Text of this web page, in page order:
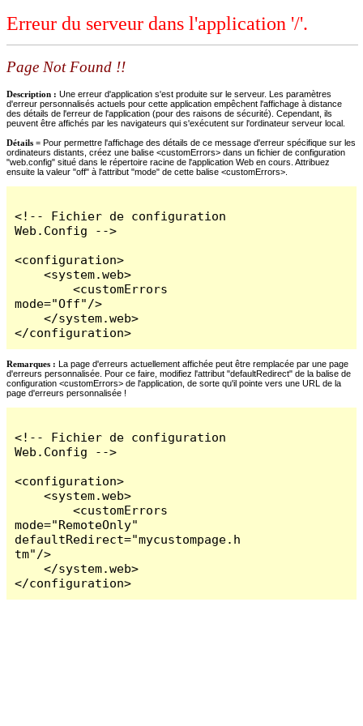
Erreur du serveur dans l'application '/'.
Page Not Found !!
Description : Une erreur d'application s'est produite sur le serveur. Les paramètres
d'erreur personnalisés actuels pour cette application empêchent l'affichage à distance
des détails de l'erreur de l'application (pour des raisons de sécurité). Cependant, ils
peuvent être affichés par les navigateurs qui s'exécutent sur l'ordinateur serveur local.
Détails = Pour permettre l'affichage des détails de ce message d'erreur spécifique sur les
ordinateurs distants, créez une balise <customErrors> dans un fichier de configuration
"web.config" situé dans le répertoire racine de l'application Web en cours. Attribuez
ensuite la valeur "off" à l'attribut "mode" de cette balise <customErrors>.
<!-- Fichier de configuration
Web.Config -->
<configuration>
    <system.web>
        <customErrors
mode="Off"/>
    </system.web>
</configuration>
Remarques : La page d'erreurs actuellement affichée peut être remplacée par une page
d'erreurs personnalisée. Pour ce faire, modifiez l'attribut "defaultRedirect" de la balise de
configuration <customErrors> de l'application, de sorte qu'il pointe vers une URL de la
page d'erreurs personnalisée !
<!-- Fichier de configuration
Web.Config -->
<configuration>
    <system.web>
        <customErrors
mode="RemoteOnly"
defaultRedirect="mycustompage.h
tm"/>
    </system.web>
</configuration>